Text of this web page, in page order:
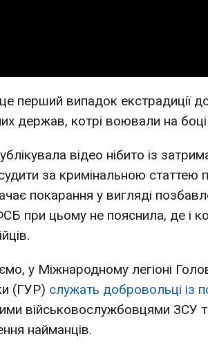
перший випадок екстрадиції
держав, котрі воювали на боці
відео нібито із
за кримінальною статтею
покарання у вигляді
при цьому не пояснила, де і
у Міжнародному легіоні
(ГУР) служать добровольці із
військовослужбовцями ЗСУ
найманців.